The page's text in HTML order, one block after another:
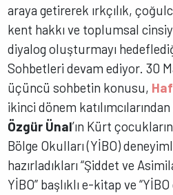
araya getirerek ırkçılık,
kent hakkı ve toplumsal
diyalog oluşturmayı
Sohbetleri devam ediyor. 30
üçüncü sohbetin konusu,
ikinci dönem katılımcılarından
Özgür Ünal’ın Kürt
Bölge Okulları (YİBO)
hazırladıkları “Şiddet ve
YİBO” başlıklı e-kitap ve